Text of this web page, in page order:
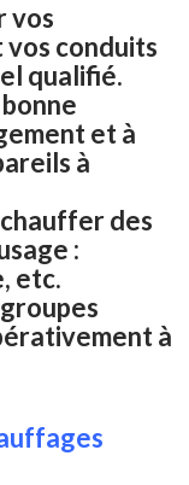
vos
conduits
qualifié.
et à
à
des
:
etc.
à